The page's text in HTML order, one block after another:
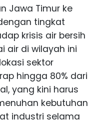
Jawa Timur ke
tingkat
krisis air bersih
air di wilayah ini
sektor
hingga 80% dari
yang kini harus
kebutuhan
industri selama